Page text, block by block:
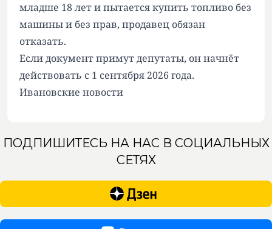
младше 18 лет и пытается купить топливо без
машины и без прав, продавец обязан
отказать.
Если документ примут депутаты, он начнёт
действовать с 1 сентября 2026 года.
Ивановские новости
ПОДПИШИТЕСЬ НА НАС В СОЦИАЛЬНЫХ
СЕТЯХ